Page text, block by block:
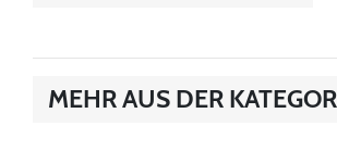
MEHR AUS DER